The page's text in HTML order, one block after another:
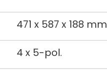
471 x 587 x 188 mm
4 x 5-pol.